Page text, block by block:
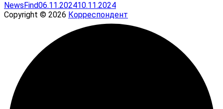
NewsFind06.11.202410.11.2024
Copyright © 2026 Корреспондент